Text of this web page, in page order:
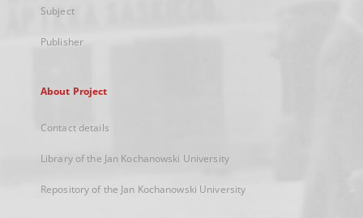
Subject
Publisher
About Project
Contact details
Library of the Jan Kochanowski University
Repository of the Jan Kochanowski University